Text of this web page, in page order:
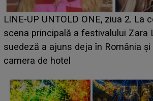
Ce a dezvăluit noua concurentă din
luat prin surprindere pe Emanuel.
BĂIATUL VIZAT de Alexandra?!
faptului împlinit, A RECUNOSCUT